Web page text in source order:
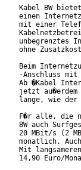
Kabel BW
einen
mit einer
unbegrenztes
ohne
Beim
-Anschluss
Ab �Kabel
jetzt
lange, wie
F�r alle, die
BW auch
20 MBit/s (2
monatlich.
Mit
14,90 Euro/